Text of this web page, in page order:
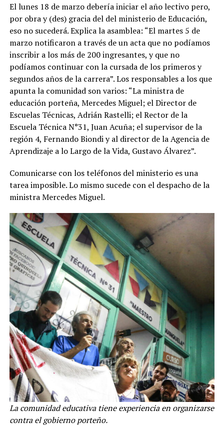
El lunes 18 de marzo debería iniciar el año lectivo pero,
por obra y (des) gracia del del ministerio de Educación,
eso no sucederá. Explica la asamblea: “El martes 5 de
marzo notificaron a través de un acta que no podíamos
inscribir a los más de 200 ingresantes, y que no
podíamos continuar con la cursada de los primeros y
segundos años de la carrera”. Los responsables a los que
apunta la comunidad son varios: “La ministra de
educación porteña, Mercedes Miguel; el Director de
Escuelas Técnicas, Adrián Rastelli; el Rector de la
Escuela Técnica N°31, Juan Acuña; el supervisor de la
región 4, Fernando Biondi y al director de la Agencia de
Aprendizaje a lo Largo de la Vida, Gustavo Álvarez”.
Comunicarse con los teléfonos del ministerio es una
tarea imposible. Lo mismo sucede con el despacho de la
ministra Mercedes Miguel.
La comunidad educativa tiene experiencia en organizarse
contra el gobierno porteño.